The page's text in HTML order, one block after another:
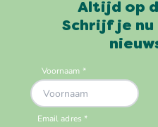
Altijd op
Schrijf je